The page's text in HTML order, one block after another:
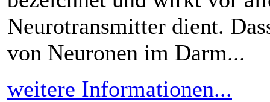
Neurotransmitter dient.
von Neuronen im Darm...
weitere Informationen...